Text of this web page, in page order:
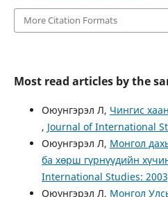
More Citation Formats
Most read articles by the
Оюунгэрэл Л, Чингис
, Journal of International
Оюунгэрэл Л, Монгол
ба хөрш гүрнүүдийн
International Studies:
Оюунгэрэл Л, Монгол